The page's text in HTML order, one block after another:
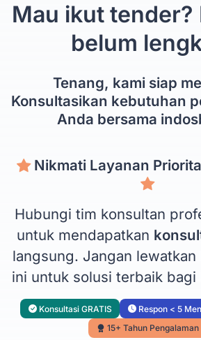
Mau ikut tender?
belum
Tenang, kami siap
Konsultasikan kebutuhan
Anda bersama
Nikmati Layanan
Hubungi tim konsultan
untuk mendapatkan
langsung. Jangan lewatkan
ini untuk solusi terbaik bagi
Konsultasi GRATIS Respon < 5
15+ Tahun Pengalaman